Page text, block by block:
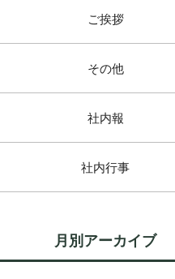
ご挨拶
その他
社内報
社内行事
月別アーカイブ